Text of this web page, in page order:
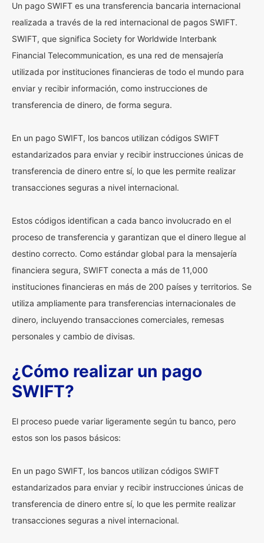
Un pago SWIFT es una transferencia bancaria internacional
realizada a través de la red internacional de pagos SWIFT.
SWIFT, que significa Society for Worldwide Interbank
Financial Telecommunication, es una red de mensajería
utilizada por instituciones financieras de todo el mundo para
enviar y recibir información, como instrucciones de
transferencia de dinero, de forma segura.
En un pago SWIFT, los bancos utilizan códigos SWIFT
estandarizados para enviar y recibir instrucciones únicas de
transferencia de dinero entre sí, lo que les permite realizar
transacciones seguras a nivel internacional.
Estos códigos identifican a cada banco involucrado en el
proceso de transferencia y garantizan que el dinero llegue al
destino correcto. Como estándar global para la mensajería
financiera segura, SWIFT conecta a más de 11,000
instituciones financieras en más de 200 países y territorios. Se
utiliza ampliamente para transferencias internacionales de
dinero, incluyendo transacciones comerciales, remesas
personales y cambio de divisas.
¿Cómo realizar un pago
SWIFT?
El proceso puede variar ligeramente según tu banco, pero
estos son los pasos básicos:
En un pago SWIFT, los bancos utilizan códigos SWIFT
estandarizados para enviar y recibir instrucciones únicas de
transferencia de dinero entre sí, lo que les permite realizar
transacciones seguras a nivel internacional.